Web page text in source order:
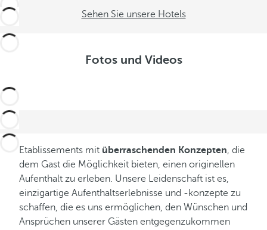
Sehen Sie unsere Hotels
Fotos und Videos
Etablissements mit überraschenden Konzepten, die
dem Gast die Möglichkeit bieten, einen originellen
Aufenthalt zu erleben. Unsere Leidenschaft ist es,
einzigartige Aufenthaltserlebnisse und -konzepte zu
schaffen, die es uns ermöglichen, den Wünschen und
Ansprüchen unserer Gästen entgegenzukommen